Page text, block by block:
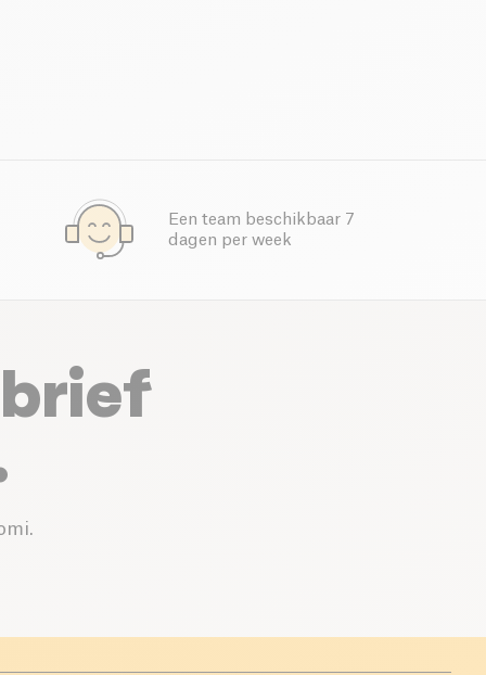
Een team beschikbaar 7
dagen per week